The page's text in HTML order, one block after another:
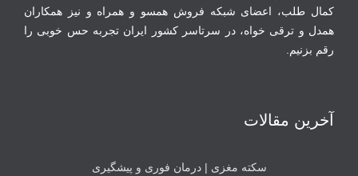
‏کمال طلب، اعضای شبکه فروش همسو و همراه و نیز همکاران
همدل و ترقی‏ خواه، در سرتاسر کشور ایران تجربه حس خوبی را
رقم بزنیم.
آخرین مقالات
سکته مغزی | درمان فوری و پیشگیری